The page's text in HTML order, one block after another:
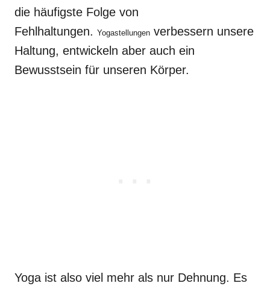
die häufigste Folge von
Fehlhaltungen. Yogastellungen verbessern unsere
Haltung, entwickeln aber auch ein
Bewusstsein für unseren Körper.
Yoga ist also viel mehr als nur Dehnung. Es